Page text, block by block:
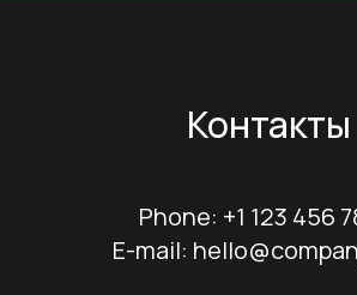
Контакты
Phone: +1 123 456
E-mail: